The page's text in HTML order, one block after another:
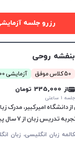
رزرو جلسه
بنفشه روحی
50 کلاس موفق آزمایشی 50,000
از 335,000 تومان
جلسه ۱ ساعتی
دانشگاه امیرکبیر، مدرک
آکادمیک با